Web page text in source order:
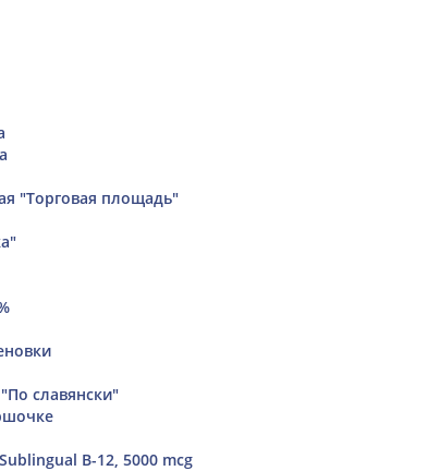
"Торговая площадь"
славянски"
B-12, 5000 mcg